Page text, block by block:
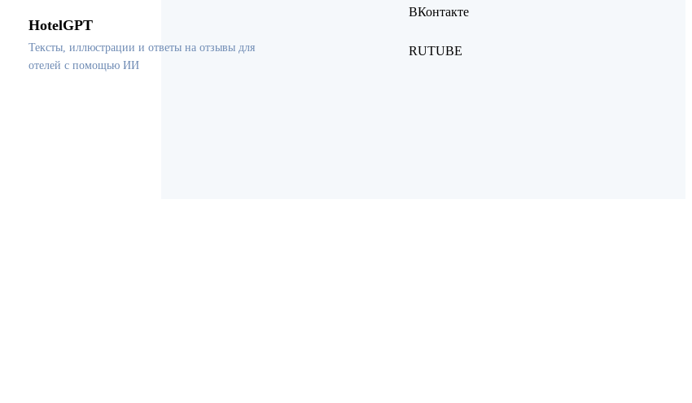
HotelGPT
Тексты, иллюстрации и ответы на отзывы для
отелей с помощью ИИ
ВКонтакте
RUTUBE